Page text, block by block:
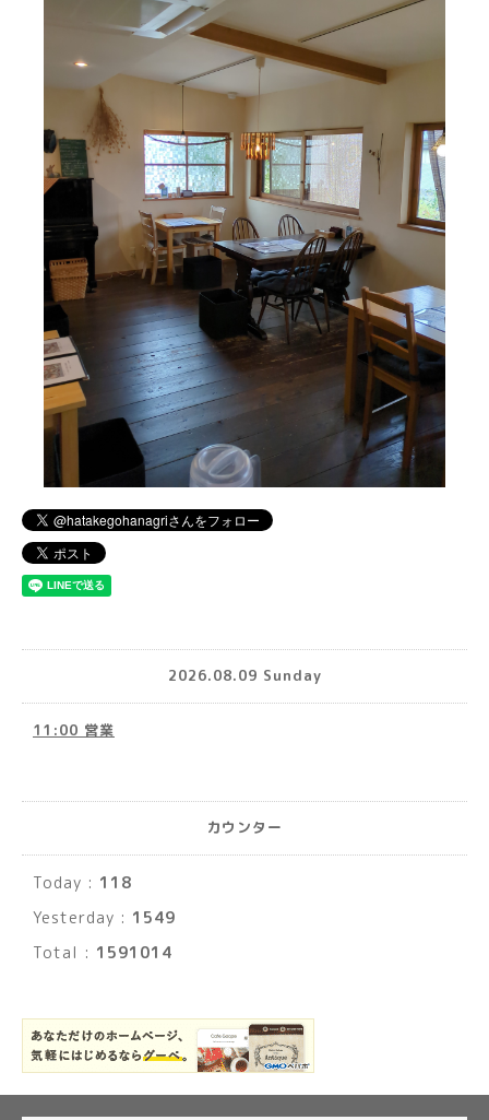
2026.08.09 Sunday
11:00 営業
カウンター
Today : 118
Yesterday : 1549
Total : 1591014